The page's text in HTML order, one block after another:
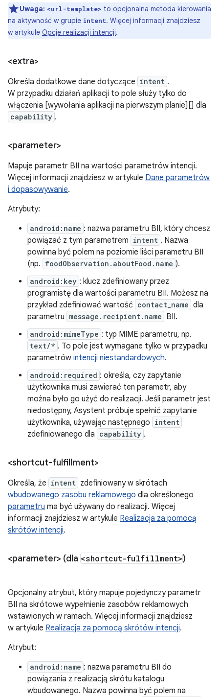
Uwaga: <url-template> to opcjonalna metoda kierowania
na aktywność w grupie intent. Więcej informacji znajdziesz
w artykule Opcje realizacji intencji.
<extra>
Określa dodatkowe dane dotyczące intent .
W przypadku działań aplikacji to pole służy tylko do
włączenia [wywołania aplikacji na pierwszym planie][] dla
capability .
<parameter>
Mapuje parametr BII na wartości parametrów intencji.
Więcej informacji znajdziesz w artykule Dane parametrów
i dopasowywanie.
Atrybuty:
android:name : nazwa parametru BII, który chcesz
powiązać z tym parametrem intent . Nazwa
powinna być polem na poziomie liści parametru BII
(np. foodObservation.aboutFood.name ).
android:key : klucz zdefiniowany przez
programistę dla wartości parametru BII. Możesz na
przykład zdefiniować wartość contact_name dla
parametru message.recipient.name BII.
android:mimeType : typ MIME parametru, np.
text/* . To pole jest wymagane tylko w przypadku
parametrów intencji niestandardowych.
android:required : określa, czy zapytanie
użytkownika musi zawierać ten parametr, aby
można było go użyć do realizacji. Jeśli parametr jest
niedostępny, Asystent próbuje spełnić zapytanie
użytkownika, używając następnego intent
zdefiniowanego dla capability .
<shortcut-fulfillment>
Określa, że intent zdefiniowany w skrótach
wbudowanego zasobu reklamowego dla określonego
parametru ma być używany do realizacji. Więcej
informacji znajdziesz w artykule Realizacja za pomocą
skrótów intencji.
<parameter> (dla <shortcut-fulfillment>)
Opcjonalny atrybut, który mapuje pojedynczy parametr
BII na skrótowe wypełnienie zasobów reklamowych
wstawionych w ramach. Więcej informacji znajdziesz
w artykule Realizacja za pomocą skrótów intencji.
Atrybut:
android:name : nazwa parametru BII do
powiązania z realizacją skrótu katalogu
wbudowanego. Nazwa powinna być polem na